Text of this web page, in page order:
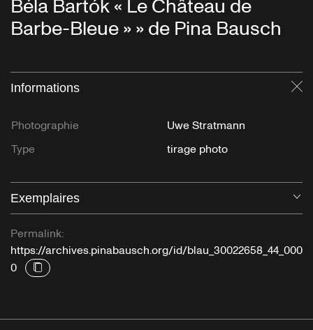
Béla Bartók « Le Château de
Barbe-Bleue » » de Pina Bausch
Informations
Photographie
Uwe Stratmann
Type
tirage photo
Exemplaires
Permalink:
https://archives.pinabausch.org/id/blau_30022658_44_000
0